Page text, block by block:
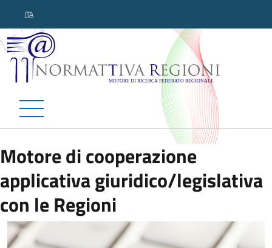
ITA
Normattiva Regioni -
Motore di cooperazione
applicativa giuridico/legislativa
con le Regioni